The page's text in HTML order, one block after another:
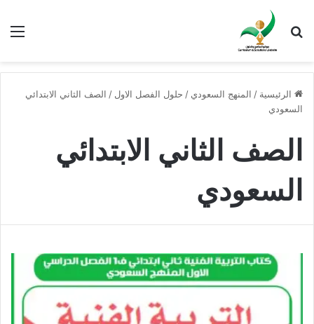
بحث عن
الرئيسية / المنهج السعودي / حلول الفصل الاول / الصف الثاني الابتدائي
السعودي
الصف الثاني الابتدائي
السعودي